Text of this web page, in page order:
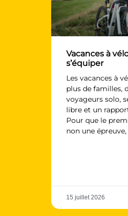
Vacances à
s’équiper
Les vacances à
plus de familles,
voyageurs solo,
libre et un
Pour que le
non une épreuve,
15 juillet 2026